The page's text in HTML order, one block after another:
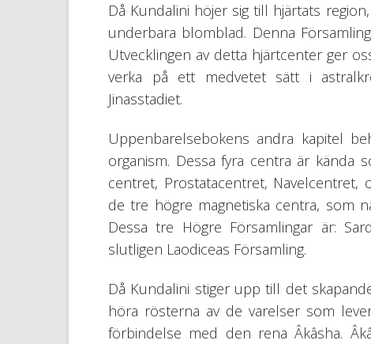
Då Kundalini höjer sig till hjärtats
underbara blomblad. Denna
Utvecklingen av detta hjärtcenter ger
verka på ett medvetet sätt i
Jinasstadiet.
Uppenbarelsebokens andra kapitel
organism. Dessa fyra centra är kända
centret, Prostatacentret,
de tre högre magnetiska centra, som
Dessa tre Högre Församlingar är:
slutligen Laodiceas Församling.
Då Kundalini stiger upp till det
höra rösterna av de varelser som
förbindelse med den rena Âkâsha.